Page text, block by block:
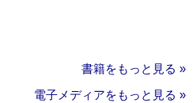
書籍をもっと見る »
電子メディアをもっと見る »